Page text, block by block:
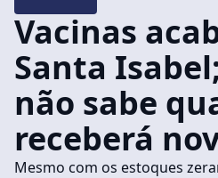
Vacinas
Santa
não sabe
receberá
Mesmo com os estoques